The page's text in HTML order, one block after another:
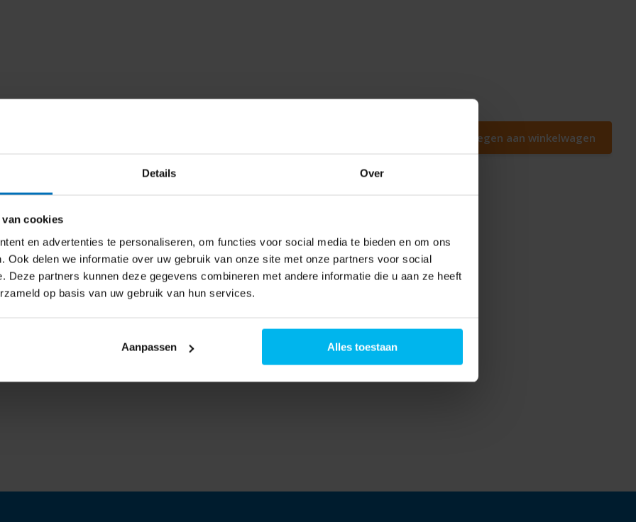
Details Over
cookies
en advertenties te personaliseren, om functies voor social media te bieden en om ons
Ook delen we informatie over uw gebruik van onze site met onze partners voor social
Deze partners kunnen deze gegevens combineren met andere informatie die u aan ze heeft
op basis van uw gebruik van hun services.
Aanpassen Alles toestaan
gelijkmatig worden
aan jouw MUM. 3D
van het perfecte
je tegenhouden om je
kneedhaak is geschikt voor
deze accessoires bereid
En alles is
Doordat de diverse
van voedsel ook snel klaar
de handleiding voor
Toevoegen aan winkelwagen